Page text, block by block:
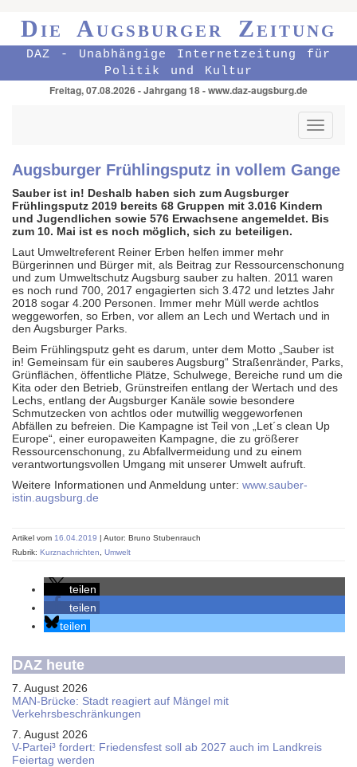
Die Augsburger Zeitung
DAZ - Unabhängige Internetzeitung für
Politik und Kultur
Freitag, 07.08.2026 - Jahrgang 18 - www.daz-augsburg.de
Toggle
Augsburger Frühlingsputz in vollem Gange
Sauber ist in! Deshalb haben sich zum Augsburger
Frühlingsputz 2019 bereits 68 Gruppen mit 3.016 Kindern
und Jugendlichen sowie 576 Erwachsene angemeldet. Bis
zum 10. Mai ist es noch möglich, sich zu beteiligen.
Laut Umweltreferent Reiner Erben helfen immer mehr
Bürgerinnen und Bürger mit, als Beitrag zur Ressourcenschonung
und zum Umweltschutz Augsburg sauber zu halten. 2011 waren
es noch rund 700, 2017 engagierten sich 3.472 und letztes Jahr
2018 sogar 4.200 Personen. Immer mehr Müll werde achtlos
weggeworfen, so Erben, vor allem an Lech und Wertach und in
den Augsburger Parks.
Beim Frühlingsputz geht es darum, unter dem Motto „Sauber ist
in! Gemeinsam für ein sauberes Augsburg“ Straßenränder, Parks,
Grünflächen, öffentliche Plätze, Schulwege, Bereiche rund um die
Kita oder den Betrieb, Grünstreifen entlang der Wertach und des
Lechs, entlang der Augsburger Kanäle sowie besondere
Schmutzecken von achtlos oder mutwillig weggeworfenen
Abfällen zu befreien. Die Kampagne ist Teil von „Let´s clean Up
Europe“, einer europaweiten Kampagne, die zu größerer
Ressourcenschonung, zu Abfallvermeidung und zu einem
verantwortungsvollen Umgang mit unserer Umwelt aufruft.
Weitere Informationen und Anmeldung unter: www.sauber-
istin.augsburg.de
Artikel vom 16.04.2019 | Autor: Bruno Stubenrauch
Rubrik: Kurznachrichten Umwelt
teilen
teilen
teilen
DAZ heute
7. August 2026
MAN-Brücke: Stadt reagiert auf Mängel mit
Verkehrsbeschränkungen
7. August 2026
V-Partei­³ fordert: Friedens­fest soll ab 2027 auch im Land­kreis
Feier­tag werden